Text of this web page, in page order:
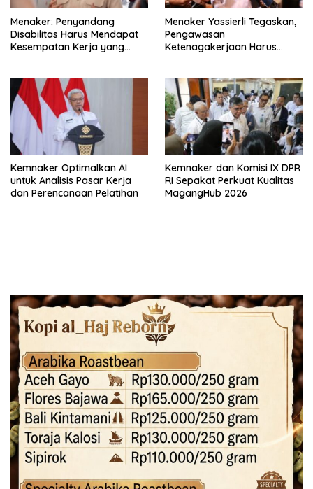
Menaker: Penyandang
Disabilitas Harus Mendapat
Kesempatan Kerja yang
Menaker Yassierli Tegaskan,
Pengawasan
Ketenagakerjaan Harus
Kemnaker Optimalkan AI
untuk Analisis Pasar Kerja
dan Perencanaan Pelatihan
Kemnaker dan Komisi IX DPR
RI Sepakat Perkuat Kualitas
MagangHub 2026